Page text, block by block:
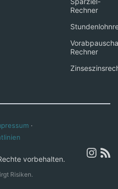
Rechner
Rechner
·
vorbehalten.
Risiken.